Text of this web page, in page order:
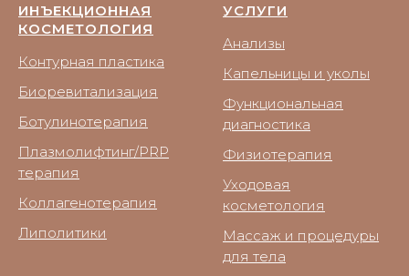
ИНЪЕКЦИОННАЯ
КОСМЕТОЛОГИЯ
Контурная пластика
Биоревитализация
Ботулинотерапия
Плазмолифтинг/PRP
терапия
Коллагенотерапия
Липолитики
УСЛУГИ
Анализы
Капельницы и уколы
Функциональная
диагностика
Физиотерапия
Уходовая
косметология
Массаж и процедуры
для тела